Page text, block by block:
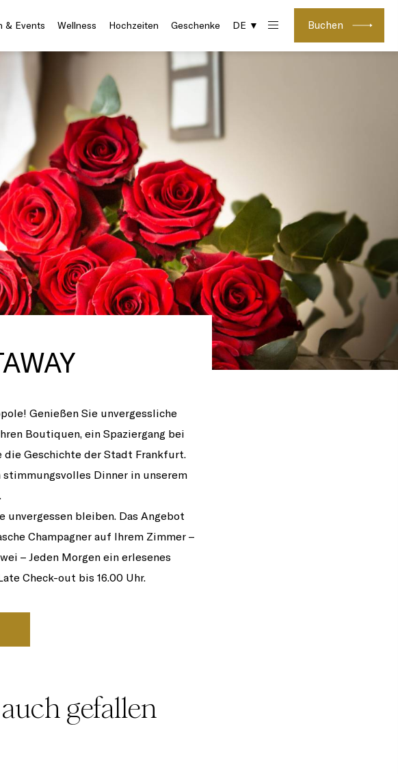
Buchen
& Events Wellness Hochzeiten Geschenke DE ▼
Genießen Sie unvergessliche
Boutiquen, ein Spaziergang bei
die Geschichte der Stadt Frankfurt.
stimmungsvolles Dinner in unserem
bleiben. Das Angebot
Champagner auf Ihrem Zimmer –
– Jeden Morgen ein erlesenes
Check-out bis 16.00 Uhr.
gefallen